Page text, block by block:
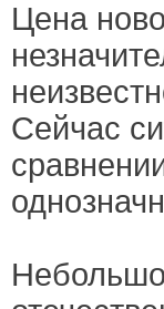
Цена
Сейчас